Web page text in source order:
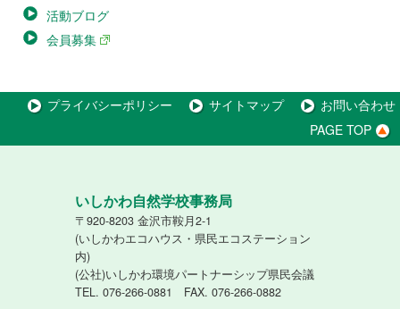
活動ブログ
会員募集
プライバシーポリシー サイトマップ
お問い合わせ
PAGE TOP
いしかわ自然学校事務局
〒920-8203 金沢市鞍月2-1
(いしかわエコハウス・県民エコステーション
内)
(公社)いしかわ環境パートナーシップ県民会議
TEL. 076-266-0881 FAX. 076-266-0882